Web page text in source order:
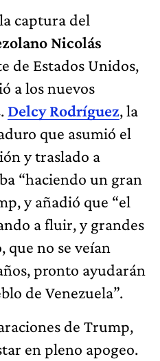
captura del
Nicolás
de Estados Unidos,
a los nuevos
Delcy Rodríguez, la
que asumió el
y traslado a
“haciendo un gran
y añadió que “el
a fluir, y grandes
que no se veían
pronto ayudarán
de Venezuela”.
de Trump,
en pleno apogeo.